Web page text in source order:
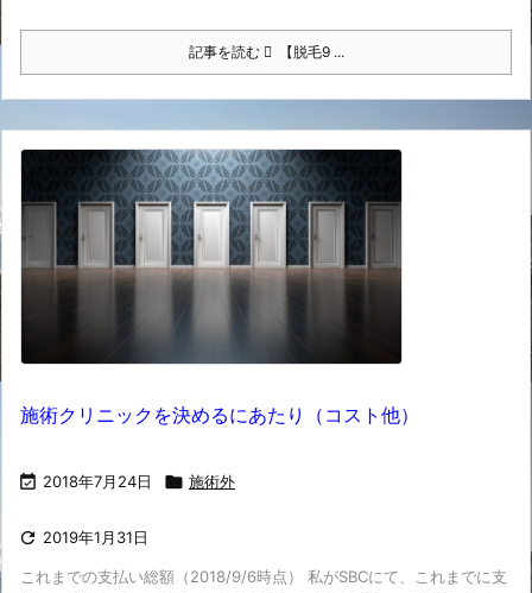
記事を読む 【脱毛9 ...
施術クリニックを決めるにあたり（コスト他）
 2018年7月24日  施術外
 2019年1月31日
これまでの支払い総額（2018/9/6時点） 私がSBCにて、これまでに支